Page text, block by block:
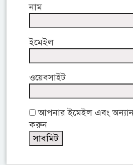
নাম
ইমেইল
ওয়েবসাইট
আপনার ইমেইল এবং
করুন